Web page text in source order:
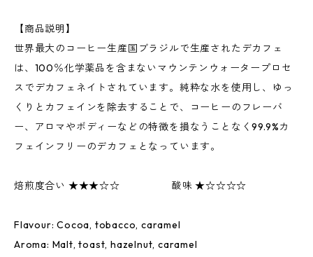
【商品説明】
世界最大のコーヒー生産国ブラジルで生産されたデカフェ
は、100％化学薬品を含まないマウンテンウォータープロセ
スでデカフェネイトされています。純粋な水を使用し、ゆっ
くりとカフェインを除去することで、コーヒーのフレーバ
ー、アロマやボディーなどの特徴を損なうことなく99.9%カ
フェインフリーのデカフェとなっています。
焙煎度合い ★★★☆☆ 酸味 ★☆☆☆☆
Flavour: Cocoa, tobacco, caramel
Aroma: Malt, toast, hazelnut, caramel